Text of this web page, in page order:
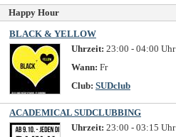
Happy Hour
BLACK & YELLOW
Uhrzeit: 23:00 - 04:00 Uhr
Wann: Fr
Club: SUDclub
ACADEMICAL SUDCLUBBING
Uhrzeit: 23:00 - 03:15 Uhr